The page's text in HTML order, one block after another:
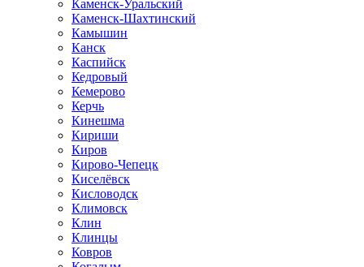
Каменск-Уральский
Каменск-Шахтинский
Камышин
Канск
Каспийск
Кедровый
Кемерово
Керчь
Кинешма
Кириши
Киров
Кирово-Чепецк
Киселёвск
Кисловодск
Климовск
Клин
Клинцы
Ковров